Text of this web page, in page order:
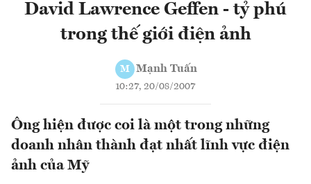
David Lawrence Geffen - tỷ phú
trong thế giới điện ảnh
M Mạnh Tuấn
10:27, 20/08/2007
Ông hiện được coi là một trong những
doanh nhân thành đạt nhất lĩnh vực điện
ảnh của Mỹ